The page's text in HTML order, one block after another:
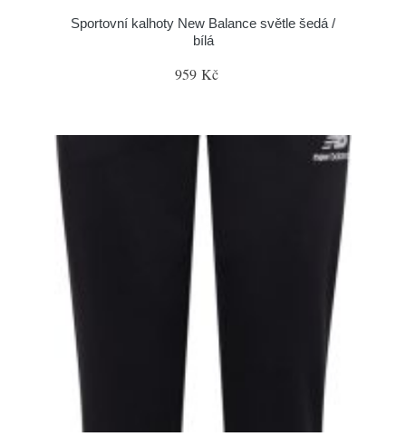
Sportovní kalhoty New Balance světle šedá /
bílá
959 Kč